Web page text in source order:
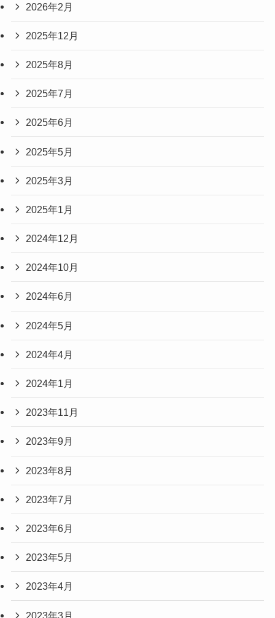
2026年2月
2025年12月
2025年8月
2025年7月
2025年6月
2025年5月
2025年3月
2025年1月
2024年12月
2024年10月
2024年6月
2024年5月
2024年4月
2024年1月
2023年11月
2023年9月
2023年8月
2023年7月
2023年6月
2023年5月
2023年4月
2023年3月